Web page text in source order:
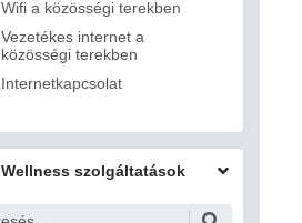
Ballószög
Balmazújváros
Bánd
Bánk
Barcs
Wifi a közösségi terekben
Vezetékes internet a
közösségi terekben
Internetkapcsolat
Wellness szolgáltatások